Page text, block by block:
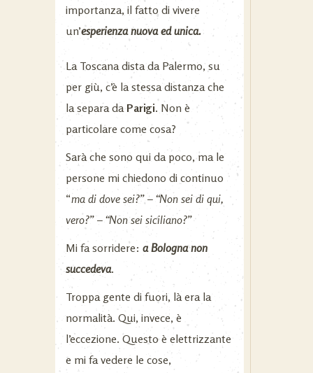
importanza, il fatto di vivere
un’esperienza nuova ed unica.
La Toscana dista da Palermo, su
per giù, c’è la stessa distanza che
la separa da Parigi. Non è
particolare come cosa?
Sarà che sono qui da poco, ma le
persone mi chiedono di continuo
“ma di dove sei?” – “Non sei di qui,
vero?” – “Non sei siciliano?”
Mi fa sorridere: a Bologna non
succedeva.
Troppa gente di fuori, là era la
normalità. Qui, invece, è
l’eccezione. Questo è elettrizzante
e mi fa vedere le cose,